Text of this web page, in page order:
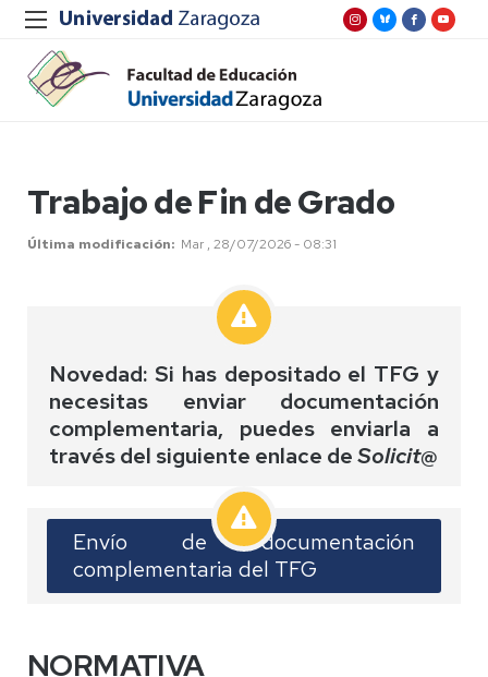
Trabajo de Fin de Grado
Última modificación Mar , 28/07/2026 - 08:31
Novedad: Si has depositado el TFG y
necesitas enviar documentación
complementaria, puedes enviarla a
través del siguiente enlace deSolicit@
Envío de documentación
complementaria del TFG
NORMATIVA